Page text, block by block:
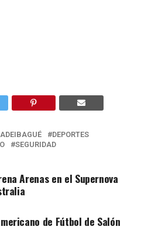
DEPORTES
SEGURIDAD
Arenas en el Supernova
de Fútbol de Salón